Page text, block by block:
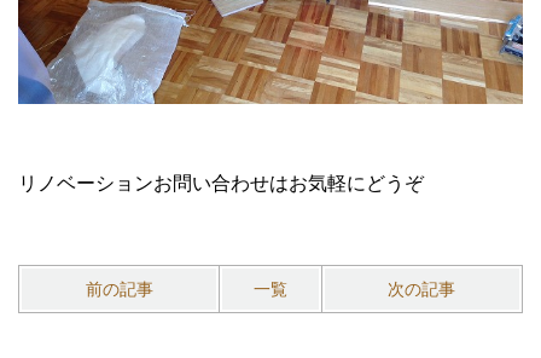
リノベーションお問い合わせはお気軽にどうぞ
前の記事 一覧 次の記事